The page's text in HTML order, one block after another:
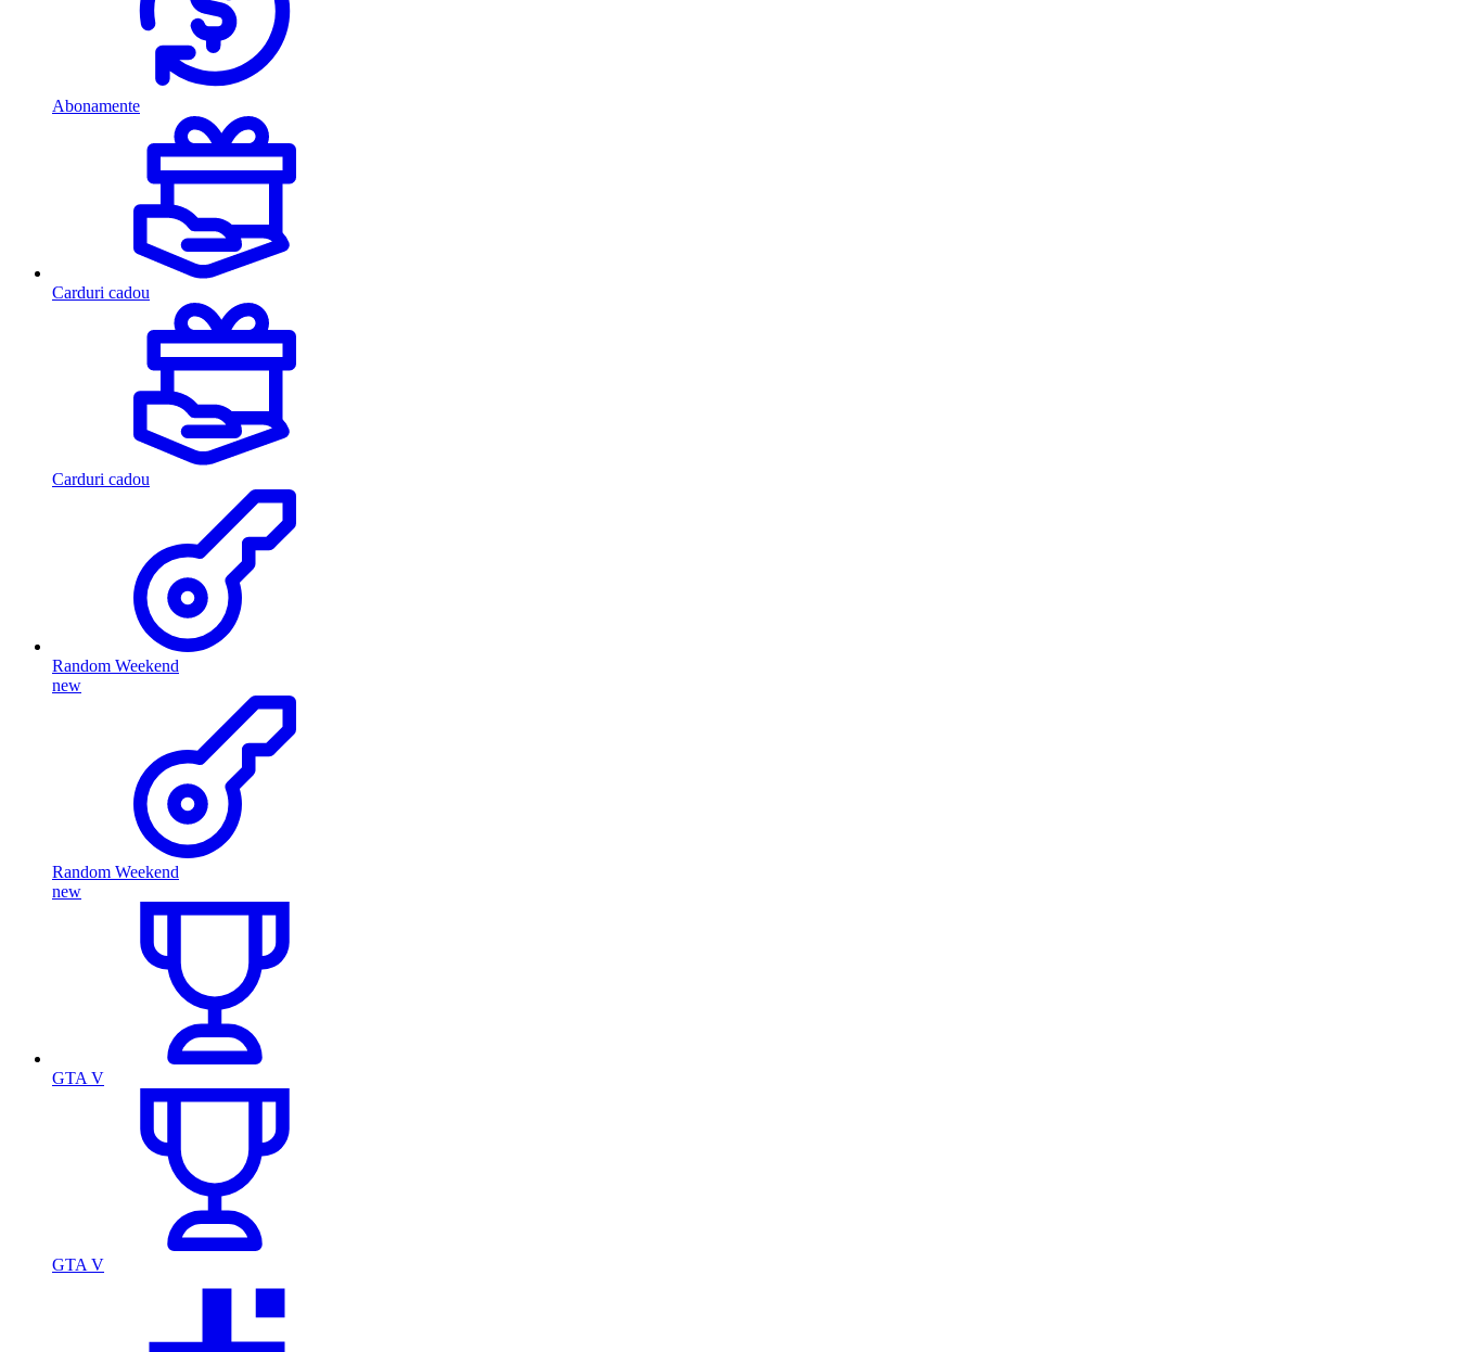
Abonamente
Carduri cadou
Carduri cadou
Random Weekend
new
Random Weekend
new
GTA V
GTA V